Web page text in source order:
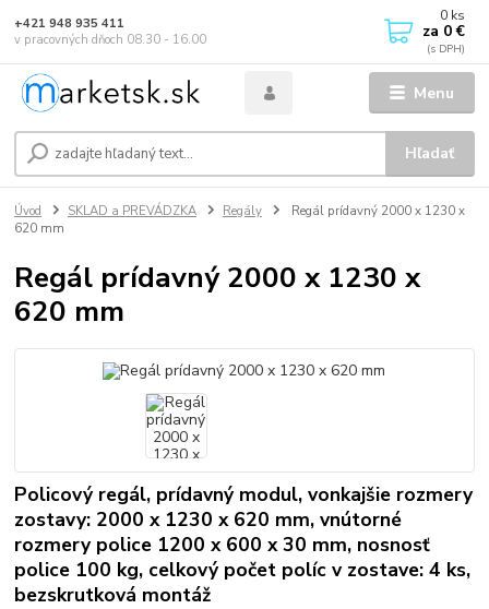
Menu
Hľadať
+421 948 935 411
v pracovných dňoch 08.30 - 16.00
0 ks
za 0 €
Úvod SKLAD a PREVÁDZKA Regály
Regál prídavný 2000 x 1230 x
620 mm
Regál prídavný 2000 x 1230 x
620 mm
Policový regál, prídavný modul, vonkajšie rozmery
zostavy: 2000 x 1230 x 620 mm, vnútorné
rozmery police 1200 x 600 x 30 mm, nosnosť
police 100 kg, celkový počet políc v zostave: 4 ks,
bezskrutková montáž